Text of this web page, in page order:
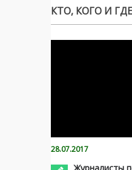
КТО, КОГО И
28.07.2017